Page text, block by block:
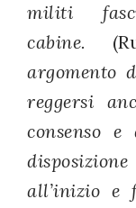
militi
cabine.
argomento
reggersi
consenso
all’inizio e